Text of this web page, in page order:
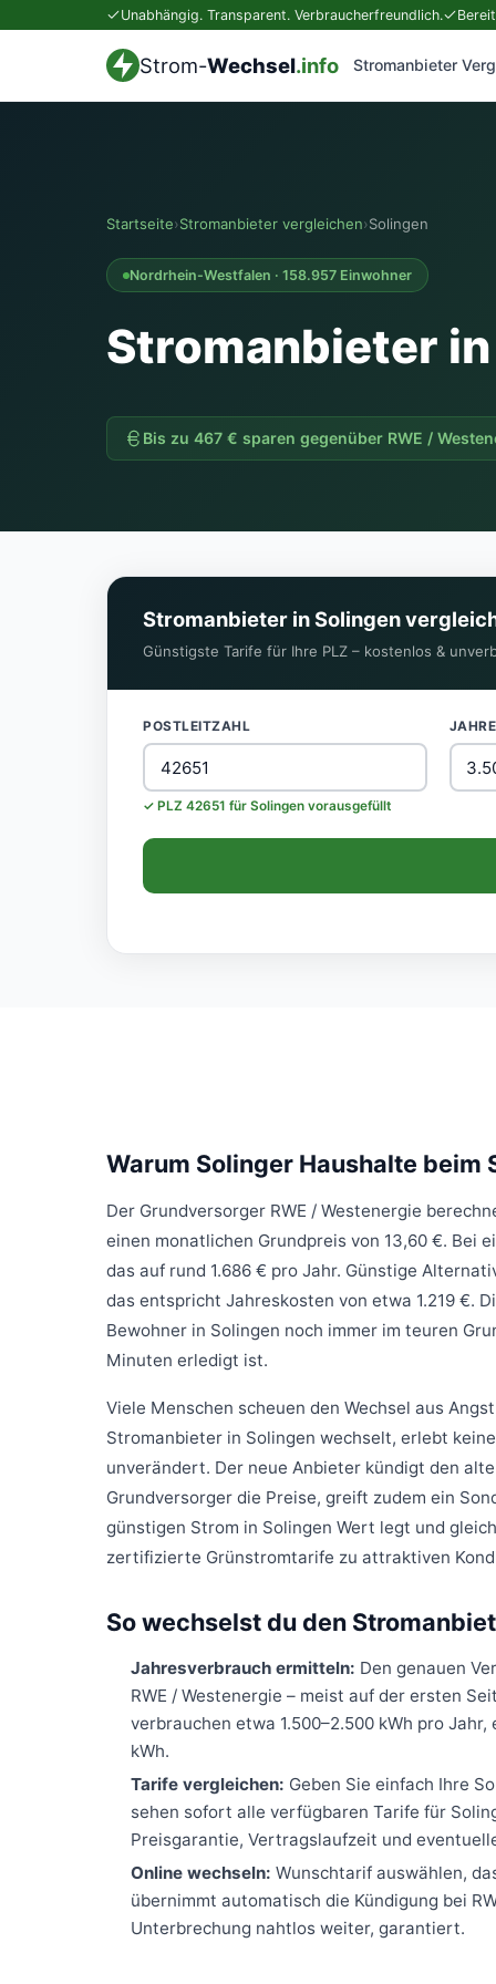
Unabhängig. Transparent. Verbraucherfreundlich.
Strom-Wechsel.info Stromanbieter
Startseite›Stromanbieter vergleichen›Solingen
Nordrhein-Westfalen · 158.957 Einwohner
Stromanbieter
Bis zu 467 € sparen gegenüber RWE /
Stromanbieter in Solingen
Günstigste Tarife für Ihre PLZ – kostenlos &
POSTLEITZAHL
✓ PLZ 42651 für Solingen vorausgefüllt
Warum Solinger Haushalte beim
Der Grundversorger RWE / Westenergie
einen monatlichen Grundpreis von 13,60 €. Bei
das auf rund 1.686 € pro Jahr. Günstige
das entspricht Jahreskosten von etwa 1.219 €.
Bewohner in Solingen noch immer im teuren
Minuten erledigt ist.
Viele Menschen scheuen den Wechsel aus
Stromanbieter in Solingen wechselt, erlebt
unverändert. Der neue Anbieter kündigt den
Grundversorger die Preise, greift zudem ein
günstigen Strom in Solingen Wert legt und
zertifizierte Grünstromtarife zu attraktiven
So wechselst du den
Jahresverbrauch ermitteln: Den genauen
RWE / Westenergie – meist auf der ersten
verbrauchen etwa 1.500–2.500 kWh pro
kWh.
Tarife vergleichen: Geben Sie einfach Ihre
sehen sofort alle verfügbaren Tarife für
Preisgarantie, Vertragslaufzeit und
Online wechseln: Wunschtarif auswählen,
übernimmt automatisch die Kündigung bei
Unterbrechung nahtlos weiter, garantiert.